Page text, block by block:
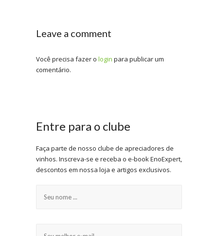
Leave a comment
Você precisa fazer o login para publicar um
comentário.
Entre para o clube
Faça parte de nosso clube de apreciadores de
vinhos. Inscreva-se e receba o e-book EnoExpert,
descontos em nossa loja e artigos exclusivos.